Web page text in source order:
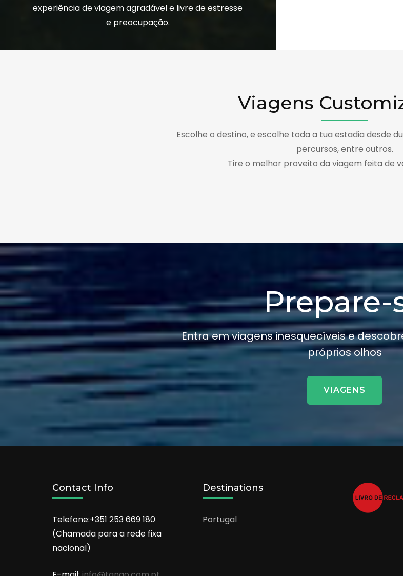
experiência de viagem agradável e livre de estresse
e preocupação.
Viagens
Escolhe o destino, e escolhe toda a tua estadia desde
percursos, entre outros.
Tire o melhor proveito da viagem feita de
Prepare-
Entra em viagens inesquecíveis e
próprios olhos
VIAGENS
Contact Info
Telefone:+351 253 669 180
(Chamada para a rede fixa
nacional)
Destinations
Portugal